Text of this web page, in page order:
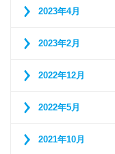
2023年4月
2023年2月
2022年12月
2022年5月
2021年10月